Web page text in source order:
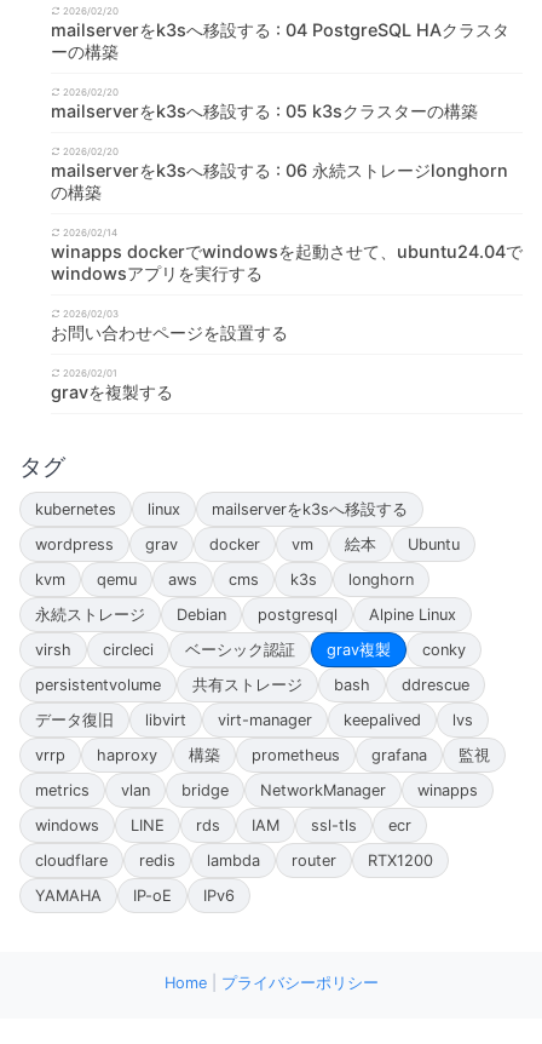
2026/02/20
mailserverをk3sへ移設する : 04 PostgreSQL HAクラスタ
ーの構築
2026/02/20
mailserverをk3sへ移設する : 05 k3sクラスターの構築
2026/02/20
mailserverをk3sへ移設する : 06 永続ストレージlonghorn
の構築
2026/02/14
winapps dockerでwindowsを起動させて、ubuntu24.04で
windowsアプリを実行する
2026/02/03
お問い合わせページを設置する
2026/02/01
gravを複製する
タグ
kubernetes linux
mailserverをk3sへ移設する
wordpress
grav docker vm 絵本
Ubuntu
kvm
qemu aws cms k3s
longhorn
永続ストレージ
Debian postgresql
Alpine Linux
virsh
circleci ベーシック認証 grav複製
conky
persistentvolume
共有ストレージ bash
ddrescue
データ復旧
libvirt virt-manager keepalived
lvs
vrrp
haproxy 構築 prometheus grafana
監視
metrics
vlan bridge NetworkManager
winapps
windows
LINE rds IAM ssl-tls
ecr
cloudflare
redis lambda router
RTX1200
YAMAHA
IP-oE IPv6
Home| プライバシーポリシー